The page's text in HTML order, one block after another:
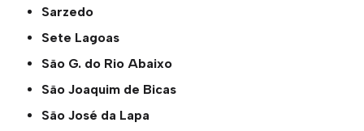
Sarzedo
Sete Lagoas
São G. do Rio Abaixo
São Joaquim de Bicas
São José da Lapa